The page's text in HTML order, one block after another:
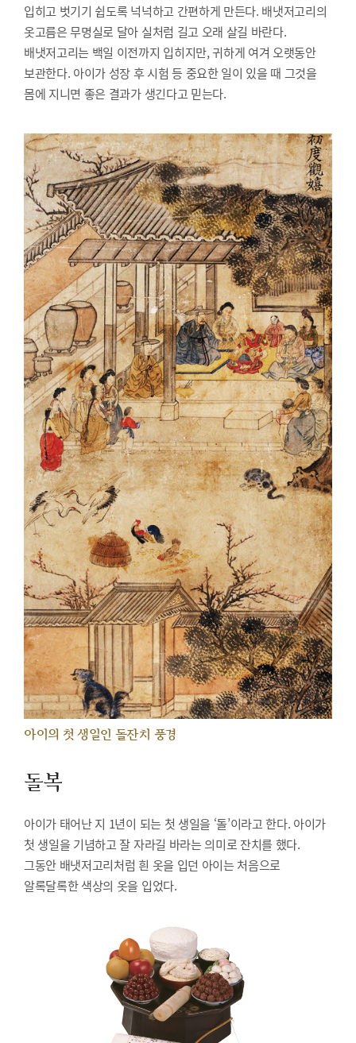
입히고 벗기기 쉽도록 넉넉하고 간편하게 만든다. 배냇저고리의
옷고름은 무명실로 달아 실처럼 길고 오래 살길 바란다.
배냇저고리는 백일 이전까지 입히지만, 귀하게 여겨 오랫동안
보관한다. 아이가 성장 후 시험 등 중요한 일이 있을 때 그것을
몸에 지니면 좋은 결과가 생긴다고 믿는다.
아이의 첫 생일인 돌잔치 풍경
돌복
아이가 태어난 지 1년이 되는 첫 생일을 ‘돌’이라고 한다. 아이가
첫 생일을 기념하고 잘 자라길 바라는 의미로 잔치를 했다.
그동안 배냇저고리처럼 흰 옷을 입던 아이는 처음으로
알록달록한 색상의 옷을 입었다.